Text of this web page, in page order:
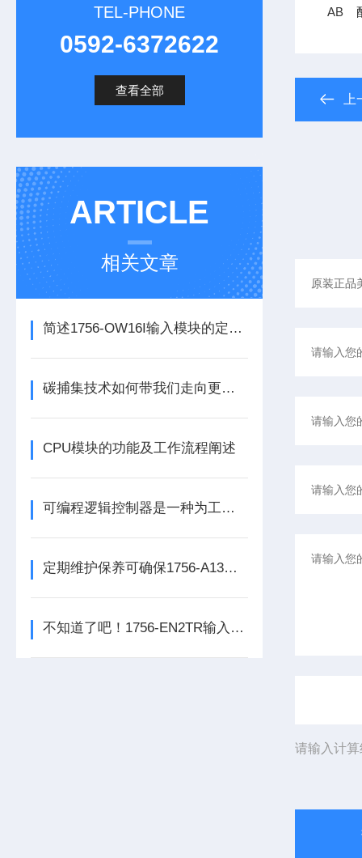
TEL-PHONE
0592-6372622
查看全部
ARTICLE
相关文章
简述1756-OW16I输入模块的定期维护保养建议
碳捕集技术如何带我们走向更洁净的未来？
CPU模块的功能及工作流程阐述
可编程逻辑控制器是一种为工业环境设计的数字运算操作电子系统
定期维护保养可确保1756-A13数字量输出模块的正常运行
不知道了吧！1756-EN2TR输入模块是数控系统动力的保障
AB
请输入计